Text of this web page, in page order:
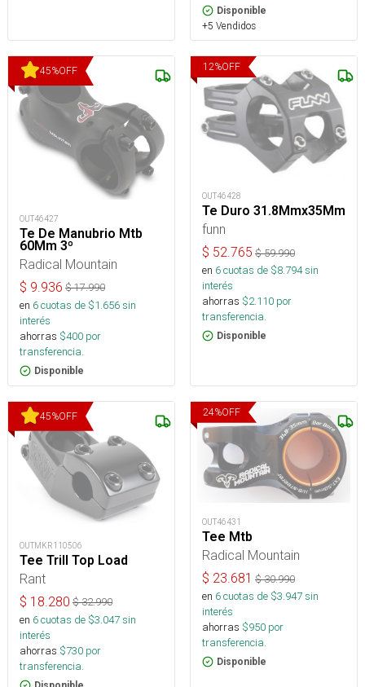
Disponible
+5 Vendidos
45%OFF
OUT46427
Te De Manubrio Mtb
60Mm 3º
Radical Mountain
$ 9.936 $17.990
en 6cuotas de $1.656sin
interés
ahorras $400 por
transferencia.
Disponible
12%OFF
OUT46428
Te Duro 31.8Mmx35Mm
funn
$ 52.765 $59.990
en 6cuotas de $8.794sin
interés
ahorras $2.110 por
transferencia.
Disponible
45%OFF
OUTMKR110506
Tee Trill Top Load
Rant
$ 18.280 $32.990
en 6cuotas de $3.047sin
interés
ahorras $730 por
transferencia.
24%OFF
OUT46431
Tee Mtb
Radical Mountain
$ 23.681 $30.990
en 6cuotas de $3.947sin
interés
ahorras $950 por
transferencia.
Disponible